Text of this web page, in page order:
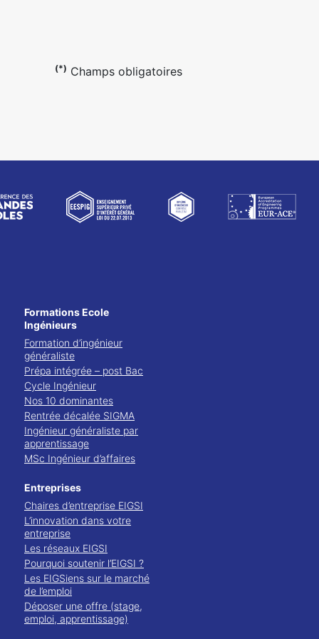
(*) Champs obligatoires
Formations Ecole
Ingénieurs
Formation d’ingénieur
généraliste
Prépa intégrée – post Bac
Cycle Ingénieur
Nos 10 dominantes
Rentrée décalée SIGMA
Ingénieur généraliste par
apprentissage
MSc Ingénieur d’affaires
Entreprises
Chaires d’entreprise EIGSI
L’innovation dans votre
entreprise
Les réseaux EIGSI
Pourquoi soutenir l’EIGSI ?
Les EIGSiens sur le marché
de l’emploi
Déposer une offre (stage,
emploi, apprentissage)